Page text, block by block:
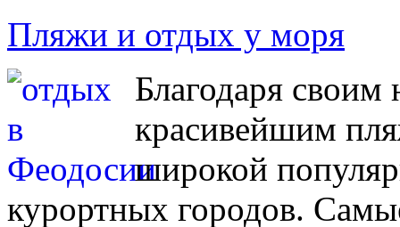
Пляжи и отдых у моря
Благодаря
красивейшим
широкой
курортных городов.